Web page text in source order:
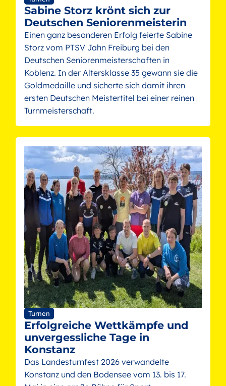
Sabine Storz krönt sich zur
Deutschen Seniorenmeisterin
Einen ganz besonderen Erfolg feierte Sabine
Storz vom PTSV Jahn Freiburg bei den
Deutschen Seniorenmeisterschaften in
Koblenz. In der Altersklasse 35 gewann sie die
Goldmedaille und sicherte sich damit ihren
ersten Deutschen Meistertitel bei einer reinen
Turnmeisterschaft.
Turnen
Erfolgreiche Wettkämpfe und
unvergessliche Tage in
Konstanz
Das Landesturnfest 2026 verwandelte
Konstanz und den Bodensee vom 13. bis 17.